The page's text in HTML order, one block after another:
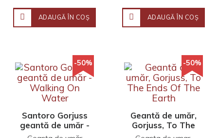
ADAUGĂ ÎN COŞ ADAUGĂ ÎN COŞ
-50%
Santoro Gorjuss
geantă de umăr -
Walking On
-50%
Geantă de umăr,
Gorjuss, To The
Ends Of The